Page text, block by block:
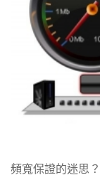
頻寬保證的迷思？